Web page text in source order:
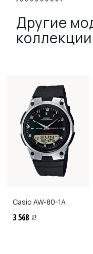
Другие
Casio AW-80-1A
3 568 i